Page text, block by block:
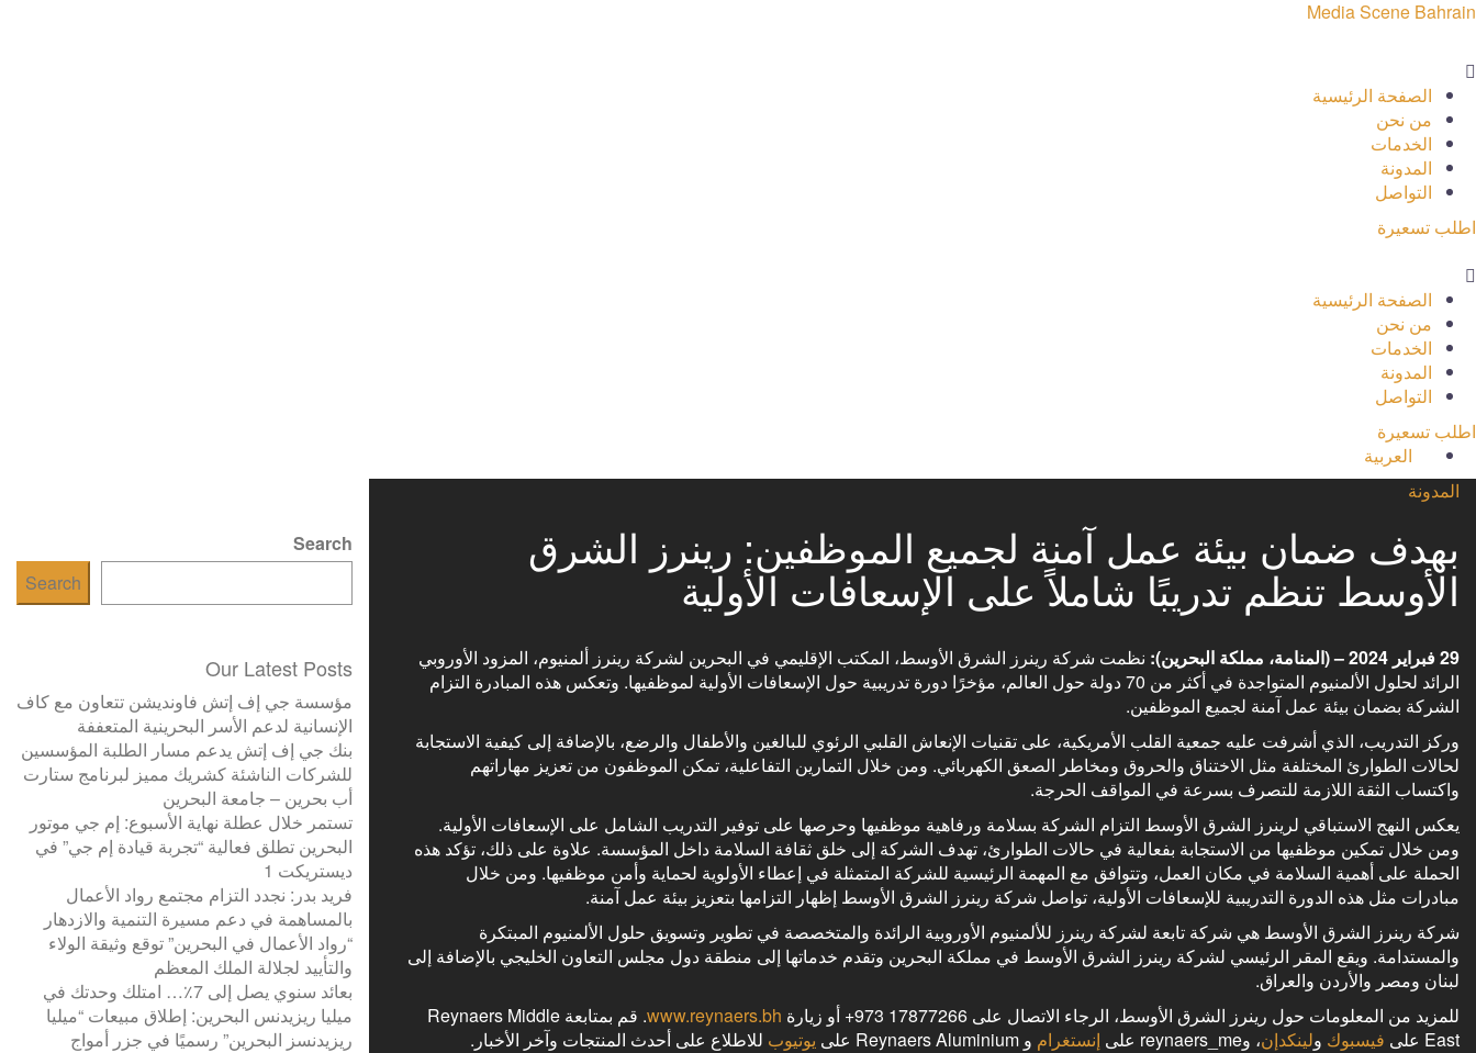
Media Scene Bahrain
Menu
الصفحة الرئيسية
من نحن
الخدمات
المدونة
التواصل
اطلب تسعيرة
Menu
الصفحة الرئيسية
من نحن
الخدمات
المدونة
التواصل
اطلب تسعيرة
العربية
المدونة
بهدف ضمان بيئة عمل آمنة لجميع الموظفين: رينرز الشرق
الأوسط تنظم تدريبًا شاملاً على الإسعافات الأولية
29 فبراير 2024 – (المنامة، مملكة البحرين):
نظمت شركة رينرز الشرق الأوسط، المكتب الإقليمي في البحرين لشركة رينرز ألمنيوم، المزود الأوروبي
الرائد لحلول الألمنيوم المتواجدة في أكثر من 70 دولة حول العالم، مؤخرًا دورة تدريبية حول الإسعافات الأولية لموظفيها. وتعكس هذه المبادرة التزام
الشركة بضمان بيئة عمل آمنة لجميع الموظفين.
وركز التدريب، الذي أشرفت عليه جمعية القلب الأمريكية، على تقنيات الإنعاش القلبي الرئوي للبالغين والأطفال والرضع، بالإضافة إلى كيفية الاستجابة
لحالات الطوارئ المختلفة مثل الاختناق والحروق ومخاطر الصعق الكهربائي. ومن خلال التمارين التفاعلية، تمكن الموظفون من تعزيز مهاراتهم
واكتساب الثقة اللازمة للتصرف بسرعة في المواقف الحرجة.
يعكس النهج الاستباقي لرينرز الشرق الأوسط التزام الشركة بسلامة ورفاهية موظفيها وحرصها على توفير التدريب الشامل على الإسعافات الأولية.
ومن خلال تمكين موظفيها من الاستجابة بفعالية في حالات الطوارئ، تهدف الشركة إلى خلق ثقافة السلامة داخل المؤسسة. علاوة على ذلك، تؤكد هذه
الحملة على أهمية السلامة في مكان العمل، وتتوافق مع المهمة الرئيسية للشركة المتمثلة في إعطاء الأولوية لحماية وأمن موظفيها. ومن خلال
مبادرات مثل هذه الدورة التدريبية للإسعافات الأولية، تواصل شركة رينرز الشرق الأوسط إظهار التزامها بتعزيز بيئة عمل آمنة.
شركة رينرز الشرق الأوسط هي شركة تابعة لشركة رينرز للألمنيوم الأوروبية الرائدة والمتخصصة في تطوير وتسويق حلول الألمنيوم المبتكرة
والمستدامة. ويقع المقر الرئيسي لشركة رينرز الشرق الأوسط في مملكة البحرين وتقدم خدماتها إلى منطقة دول مجلس التعاون الخليجي بالإضافة إلى
لبنان ومصر والأردن والعراق.
للمزيد من المعلومات حول رينرز الشرق الأوسط، الرجاء الاتصال على 17877266 973+ أو زيارة
www.reynaers.bh
. قم بمتابعة Reynaers Middle
East على
فيسبوك ولينكدإن، وreynaers_me على إنستغرام و Reynaers Aluminium على يوتيوب للاطلاع على أحدث المنتجات وآخر الأخبار.
Search
Search
Our Latest Posts
مؤسسة جي إف إتش فاونديشن تتعاون مع كاف
الإنسانية لدعم الأسر البحرينية المتعففة
بنك جي إف إتش يدعم مسار الطلبة المؤسسين
للشركات الناشئة كشريك مميز لبرنامج ستارت
أب بحرين – جامعة البحرين
تستمر خلال عطلة نهاية الأسبوع: إم جي موتور
البحرين تطلق فعالية “تجربة قيادة إم جي” في
ديستريكت 1
فريد بدر: نجدد التزام مجتمع رواد الأعمال
بالمساهمة في دعم مسيرة التنمية والازدهار
“رواد الأعمال في البحرين” توقع وثيقة الولاء
والتأييد لجلالة الملك المعظم
بعائد سنوي يصل إلى 7٪؜… امتلك وحدتك في
ميليا ريزيدنس البحرين: إطلاق مبيعات “ميليا
ريزيدنسز البحرين” رسميًا في جزر أمواج